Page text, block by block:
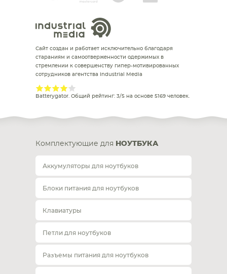
Сайт создан и работает исключительно благодаря
стараниям и самоотверженности одержимых в
стремлении к совершенству гипер-мотивированных
сотрудников агентства Industrial Media
Batterygator. Общий рейтинг: 3/5 на основе 5169 человек.
Комплектующие для НОУТБУКА
Аккумуляторы для ноутбуков
Блоки питания для ноутбуков
Клавиатуры
Петли для ноутбуков
Разъемы питания для ноутбуков